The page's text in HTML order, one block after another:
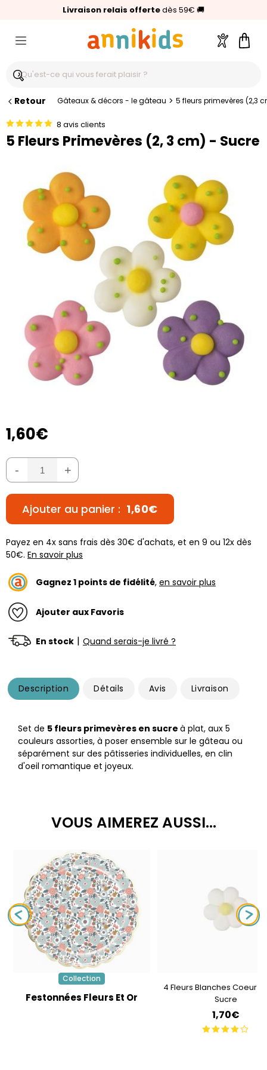
Livraison relais offertedès 59€ 🚚
🥇Palmarès Capital 2025 :Annikids N°1
⭐⭐⭐⭐⭐4,6/5(24 000 avis clients)
Compte
Retour Gâteaux & décors - le gâteau > 5 fleurs primevères (2,3
8 avis clients
5 Fleurs Primevères (2, 3 cm) - Sucre
1,60€
- +
Ajouter au panier : 1,60€
Payez en 4x sans frais dès 30€ d'achats, et en 9 ou 12x dès
50€. En savoir plus
Gagnez 1 points de fidélité, en savoir plus
Ajouter aux Favoris
En stock | Quand serais-je livré ?
Description Détails Avis Livraison
Set de 5 fleurs primevères en sucre à plat, aux 5
couleurs assorties, à poser ensemble sur le gâteau ou
séparément sur des pâtisseries individuelles, en clin
d'oeil romantique et joyeux.
VOUS AIMEREZ AUSSI...
Collection
Festonnées Fleurs Et Or
4 Fleurs Blanches Coeur
Sucre
1,70€